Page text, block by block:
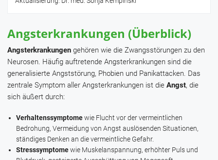
Angsterkrankungen (Überblick)
Angsterkrankungen gehören wie die Zwangsstörungen zu den
Neurosen. Häufig auftretende Angsterkrankungen sind die
generalisierte Angststörung, Phobien und Panikattacken. Das
zentrale Symptom aller Angsterkrankungen ist die Angst, die
sich äußert durch:
Verhaltenssymptomewie Flucht vor der vermeintlichen
Bedrohung, Vermeidung von Angst auslösenden Situationen,
ständiges Denken an die vermeintliche Gefahr.
Stresssymptomewie Muskelanspannung, erhöhter Puls und